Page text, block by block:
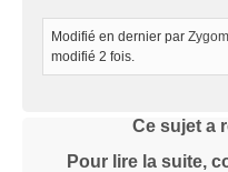
Modifié en dernier par
modifié 2 fois.
Ce sujet a
Pour lire la suite,